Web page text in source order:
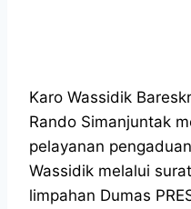
Karo Wassidik
Rando Simanjuntak
pelayanan
Wassidik melalui
limpahan Dumas